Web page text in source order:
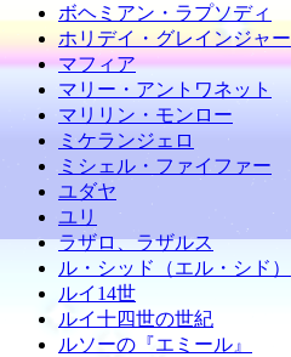
ボヘミアン・ラプソディ
ホリデイ・グレインジャー
マフィア
マリー・アントワネット
マリリン・モンロー
ミケランジェロ
ミシェル・ファイファー
ユダヤ
ユリ
ラザロ、ラザルス
ル・シッド（エル・シド）
ルイ14世
ルイ十四世の世紀
ルソーの『エミール』